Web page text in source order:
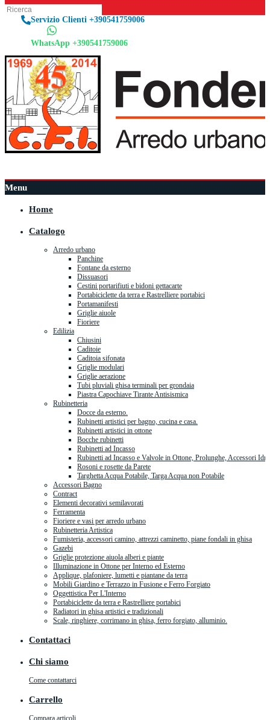
Servizio Clienti +390541759006
WhatsApp +390541759006
Menu
Home
Catalogo
Arredo urbano
Panchine
Fontane da esterno
Dissuasori
Cestini portarifiuti e bidoni gettacarte
Portabiciclette da terra e Rastrelliere portabici
Portamanifesti
Griglie aiuole
Fioriere
Edilizia
Chiusini
Caditoie
Caditoia sifonata
Griglie modulari
Griglie aerazione
Tubi pluviali ghisa terminali per grondaia
Piastra Capochiave Tirante Antisismica
Rubinetteria
Docce da esterno.
Rubinetti artistici per bagno, cucina e casa.
Rubinetti artistici in ottone
Bocche rubinetti
Rubinetti ad Incasso
Rubinetti ad Incasso e Valvole in Ottone, Prolunghe, Accessori
Rosoni e rosette da Parete
Targhetta Acqua Potabile, Targa Acqua non Potabile
Accessori Bagno
Contract
Elementi decorativi semilavorati
Ferramenta
Fioriere e vasi per arredo urbano
Rubinetteria Artistica
Fumisteria, accessori camino, attrezzi caminetto, piane fondali in ghisa
Gazebi
Griglie protezione aiuola alberi e piante
Illuminazione in Ottone per Interno ed Esterno
Applique, plafoniere, lumetti e piantane da terra
Mobili Giardino e Terrazzo in Fusione e Ferro Forgiato
Oggettistica Per L'Interno
Portabiciclette da terra e Rastrelliere portabici
Radiatori in ghisa artistici e tradizionali
Scale, ringhiere, corrimano in ghisa, ferro forgiato, alluminio.
Contattaci
Chi siamo
Come contattarci
Carrello
Compara articoli